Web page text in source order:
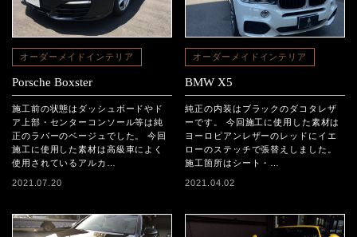
オーダーメイドインテリア
Porsche Boxster
施工前の状態はダッシュボードやド
ア上部・センターコンソール等は純
正のラバーのベージュでした。 今回
施工に使用した素材は高級車によく
使用されているアルカ…
2021.07.20
オーダーメイドインテリア
BMW X5
純正の内装はブラックのダコタレザ
ーです。 今回施工に使用した素材は
ヨーロピアンレザーのレッドにイエ
ローのステッチで張替えしました。
施工箇所はシート・…
2021.04.02